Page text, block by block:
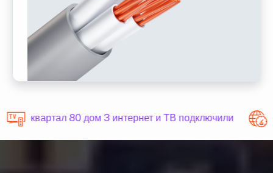
квартал 80 дом 3 интернет и ТВ подключили